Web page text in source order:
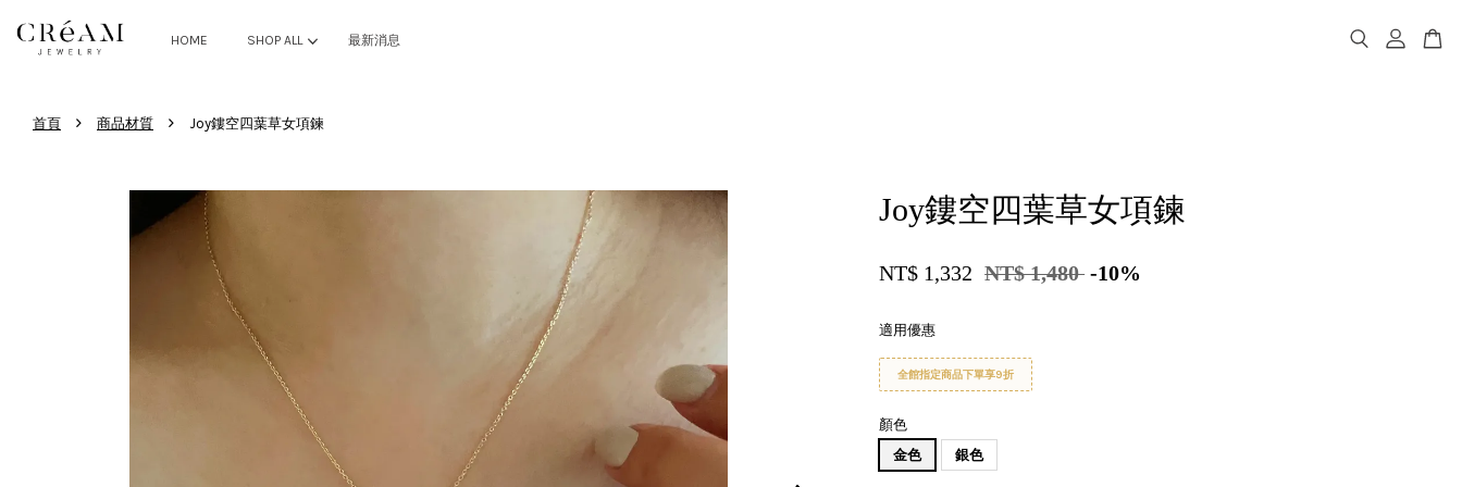
HOME SHOP ALL 最新消息
首頁 › 商品材質 › Joy鏤空四葉草女項鍊
Joy鏤空四葉草女項鍊
NT$ 1,332 NT$ 1,480 -10%
適用優惠
全館指定商品下單享9折
顏色
金色
銀色
您的購物車目前還是空的。